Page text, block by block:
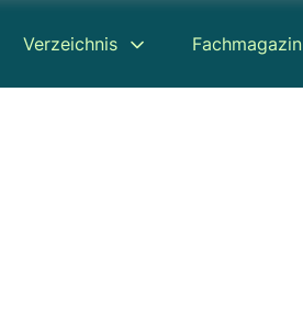
Verzeichnis Fachmagazin